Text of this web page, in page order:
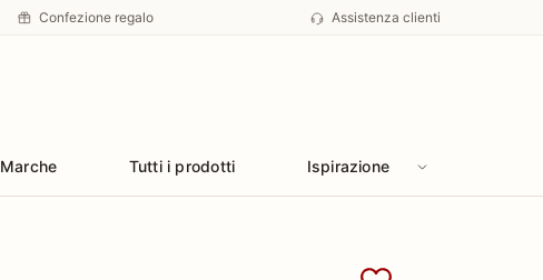
Confezione regalo Assistenza clienti
Marche Tutti i prodotti Ispirazione